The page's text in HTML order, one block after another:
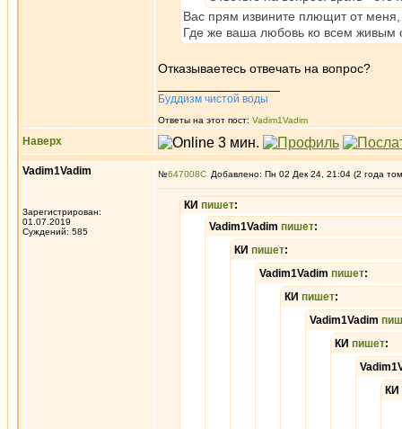
Вас прям извините плющит от
Где же ваша любовь ко всем живым
Отказываетесь отвечать на вопрос?
Буддизм чистой воды
Ответы на этот пост: Vadim1Vadim
Наверх
Vadim1Vadim
Зарегистрирован:
01.07.2019
Суждений: 585
№647008 Добавлено: Пн 02 Дек 24, 21:04 (2 года
КИ пишет:
Vadim1Vadim пишет:
КИ пишет:
Vadim1Vadim пишет:
КИ пишет:
Vadim1Vadim
КИ пишет:
КИ